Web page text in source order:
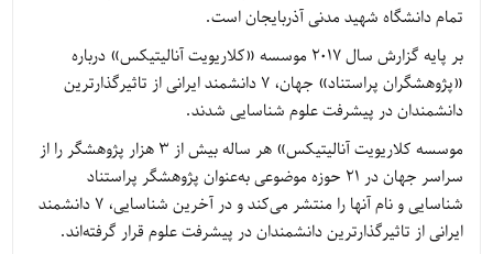
تمام دانشگاه شهید مدنی آذربایجان است.
بر پایه گزارش سال 2017 موسسه «کلاریویت آنالیتیکس» درباره
«پژوهشگران پراستناد» جهان، 7 دانشمند ایرانی از تاثیرگذارترین
دانشمندان در پیشرفت علوم شناسایی شدند.
موسسه کلاریویت آنالیتیکس» هر ساله بیش از 3 هزار پژوهشگر را از
سراسر جهان در 21 حوزه موضوعی به‌عنوان پژوهشگر پراستناد
شناسایی و نام آنها را منتشر می‌کند و در آخرین شناسایی، 7 دانشمند
ایرانی از تاثیرگذارترین دانشمندان در پیشرفت علوم قرار گرفته‌اند.